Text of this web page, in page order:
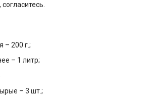
– 200 г.;
– 1 литр;
– 3 шт.;